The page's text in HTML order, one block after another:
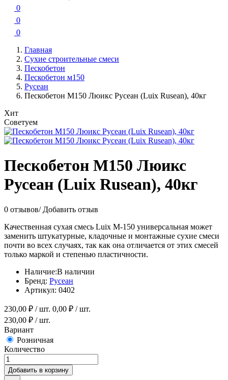
0
0
0
Главная
Сухие строительные смеси
Пескобетон
Пескобетон м150
Русеан
Пескобетон М150 Люикс Русеан (Luix Rusean), 40кг
Хит
Советуем
Пескобетон М150 Люикс
Русеан (Luix Rusean), 40кг
0 отзывов/ Добавить отзыв
Качественная сухая смесь Luix М-150 универсальная может
заменить штукатурные, кладочные и монтажные сухие смеси
почти во всех случаях, так как она отличается от этих смесей
только маркой и степенью пластичности.
Наличие:В наличии
Бренд: Русеан
Артикул: 0402
230,00 ₽ / шт. 0,00 ₽ / шт.
230,00 ₽ / шт.
Вариант
Розничная
Количество
Добавить в корзину